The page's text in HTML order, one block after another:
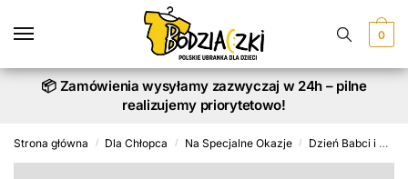
0
📦 Zamówienia wysyłamy zazwyczaj w 24h – pilne
realizujemy priorytetowo!
Strona główna / Dla Chłopca / Na Specjalne Okazje / Dzień Babci i Dziadka